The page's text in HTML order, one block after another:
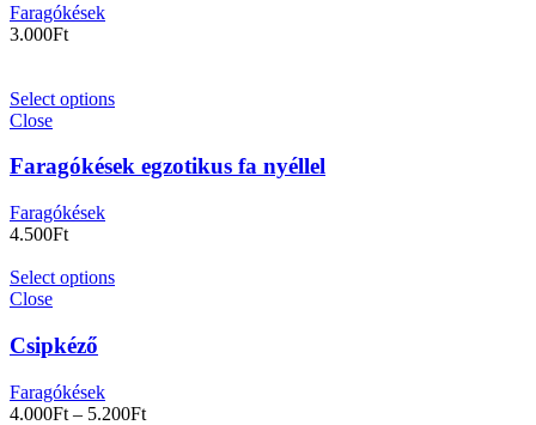
Faragókések
3.000Ft
Select options
Close
Faragókések egzotikus fa nyéllel
Faragókések
4.500Ft
Select options
Close
Csipkéző
Faragókések
4.000Ft – 5.200Ft